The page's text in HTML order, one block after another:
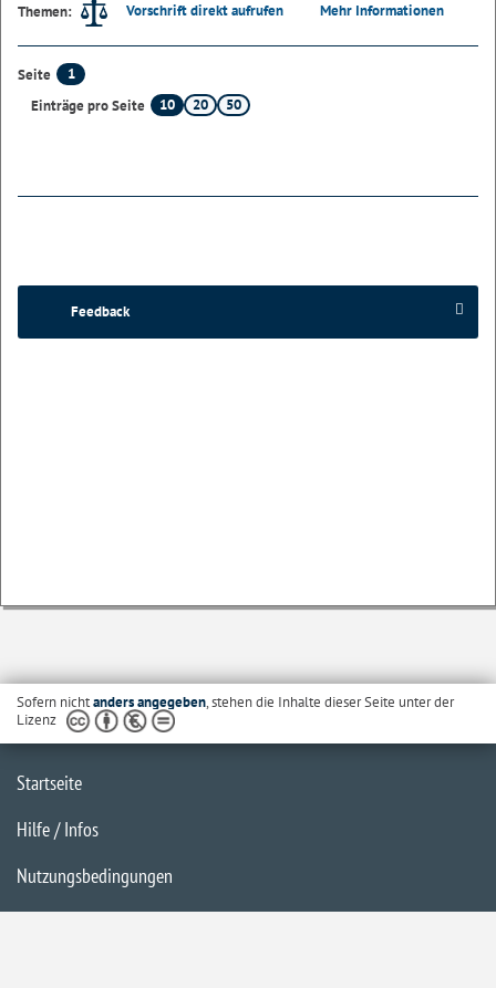
Themen:
Vorschrift direkt aufrufen Mehr Informationen
Seite
1
Einträge pro Seite
10 20 50
Feedback
Sofern nichtanders angegeben, stehen die Inhalte dieser Seite unter der
Lizenz
Startseite
Hilfe / Infos
Nutzungsbedingungen